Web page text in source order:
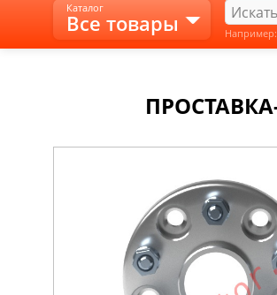
Каталог
Все товары Например: